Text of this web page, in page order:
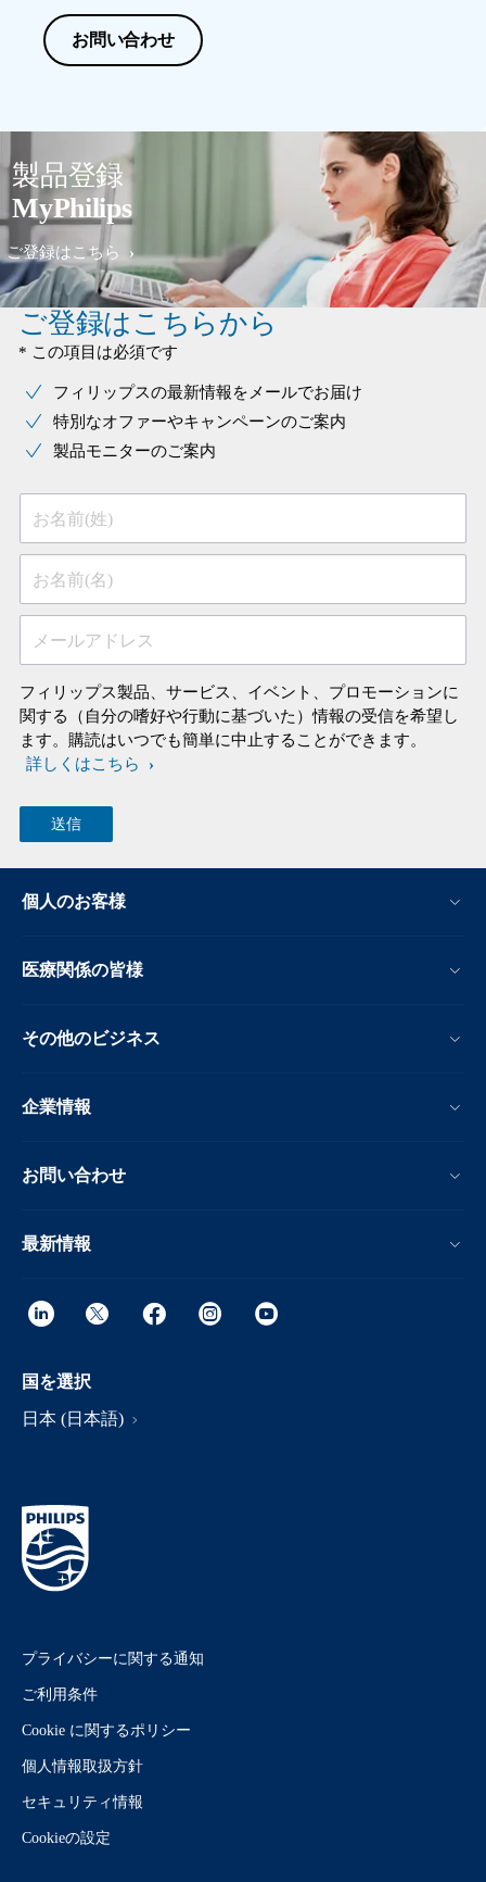
お問い合わせ
製品登録
MyPhilips
ご登録はこちら
ご登録はこちらから
* この項目は必須です
フィリップスの最新情報をメールでお届け
特別なオファーやキャンペーンのご案内
製品モニターのご案内
お名前(姓)
お名前(名)
メールアドレス
フィリップス製品、サービス、イベント、プロモーションに
関する（自分の嗜好や行動に基づいた）情報の受信を希望し
ます。購読はいつでも簡単に中止することができます。
詳しくはこちら
個人のお客様
医療関係の皆様
その他のビジネス
企業情報
お問い合わせ
最新情報
国を選択
日本 (日本語)
プライバシーに関する通知
ご利用条件
Cookie に関するポリシー
個人情報取扱方針
セキュリティ情報
Cookieの設定